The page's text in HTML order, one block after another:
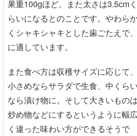
果重100gほど。また太さは3.5cmく
らいになるとのことです。やわら
くシャキシャキとした歯ごたえで
に適しています。
また食べ方は収穫サイズに応じて、
小さめならサラダで生食、中くらい
なら漬け物に。そして大きいものは
炒め物などにするというように幅
く違った味わい方ができるそうで